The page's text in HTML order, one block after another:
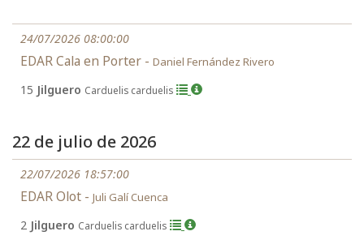
24/07/2026 08:00:00
EDAR Cala en Porter - Daniel Fernández Rivero
15 Jilguero Carduelis carduelis
22 de julio de 2026
22/07/2026 18:57:00
EDAR Olot - Juli Galí Cuenca
2 Jilguero Carduelis carduelis